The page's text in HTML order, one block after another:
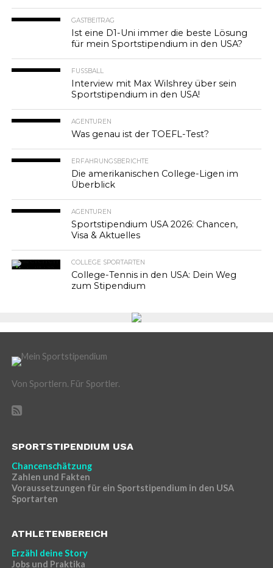
GASTBEITRAG
Ist eine D1-Uni immer die beste Lösung
für mein Sportstipendium in den USA?
FUSSBALL
Interview mit Max Wilshrey über sein
Sportstipendium in den USA!
AGENTUREN
Was genau ist der TOEFL-Test?
ERFAHRUNGSBERICHTE
Die amerikanischen College-Ligen im
Überblick
AGENTUREN
Sportstipendium USA 2026: Chancen,
Visa & Aktuelles
COLLEGE SPORTARTEN
College-Tennis in den USA: Dein Weg
zum Stipendium
Von Sportlern. Für Sportler.
SPORTSTIPENDIUM USA
Chancenschätzung
Zahlen und Fakten
Voraussetzungen für ein Sportstipendium in den USA
Sportarten
ATHLETENBEREICH
Erzähl deine Story
Jobs und Praktika